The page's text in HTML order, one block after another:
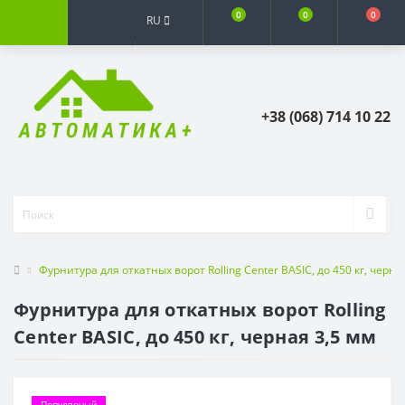
RU 0 0 0
+38 (068) 714 10 22
Фурнитура для откатных ворот Rolling Center BASIC, до 450 кг,
Фурнитура для откатных ворот Rolling
Center BASIC, до 450 кг, черная 3,5 мм